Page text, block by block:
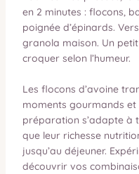
en 2 minutes : flocons,
poignée d’épinards.
granola maison. Un
croquer selon l’humeur.
Les flocons d’avoine
moments gourmands
préparation s’adapte à
que leur richesse
jusqu’au déjeuner.
découvrir vos